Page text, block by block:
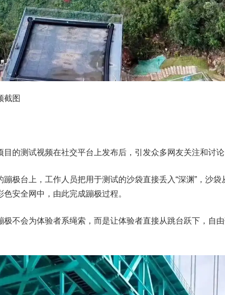
截图
的测试视频在社交平台上发布后，引发众多网友关注和讨论
极台上，工作人员把用于测试的沙袋直接丢入“深渊”，沙袋
安全网中，由此完成蹦极过程。
极不会为体验者系绳索，而是让体验者直接从跳台跃下，自